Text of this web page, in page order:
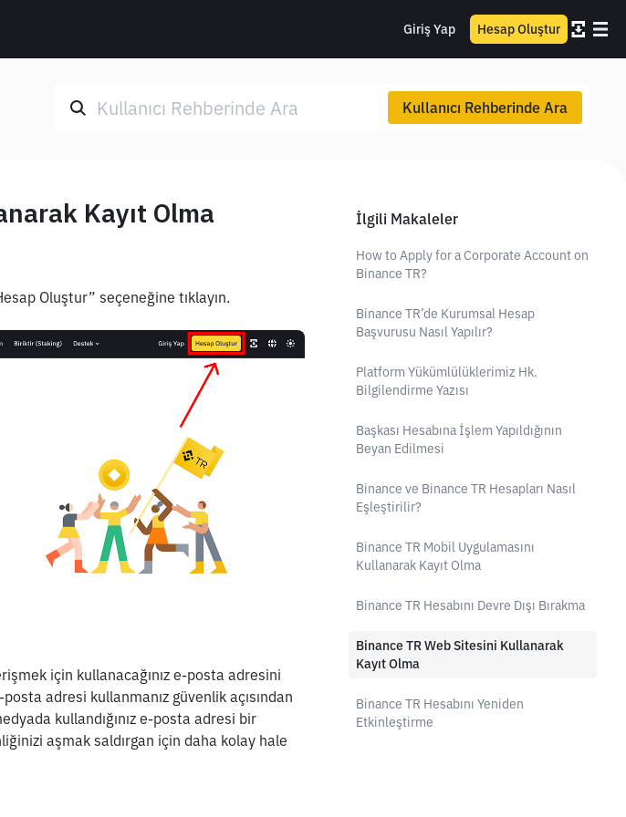
Giriş Yap Hesap Oluştur
Kullanıcı Rehberinde Ara
Kayıt Olma
Oluştur” seçeneğine tıklayın.
için kullanacağınız e-posta adresini
adresi kullanmanız güvenlik açısından
kullandığınız e-posta adresi bir
aşmak saldırgan için daha kolay hale
İlgili Makaleler
How to Apply for a Corporate Account on
Binance TR?
Binance TR’de Kurumsal Hesap
Başvurusu Nasıl Yapılır?
Platform Yükümlülüklerimiz Hk.
Bilgilendirme Yazısı
Başkası Hesabına İşlem Yapıldığının
Beyan Edilmesi
Binance ve Binance TR Hesapları Nasıl
Eşleştirilir?
Binance TR Mobil Uygulamasını
Kullanarak Kayıt Olma
Binance TR Hesabını Devre Dışı Bırakma
Binance TR Web Sitesini Kullanarak
Kayıt Olma
Binance TR Hesabını Yeniden
Etkinleştirme